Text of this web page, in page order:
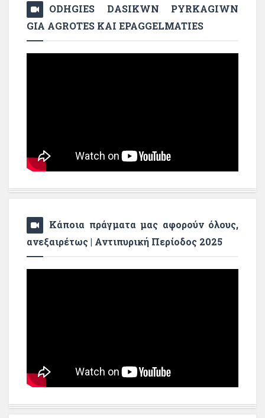
ODHGIES DASIKWN PYRKAGIWN
GIA AGROTES KAI EPAGGELMATIES
Κάποια πράγματα μας αφορούν όλους,
ανεξαιρέτως | Αντιπυρική Περίοδος 2025